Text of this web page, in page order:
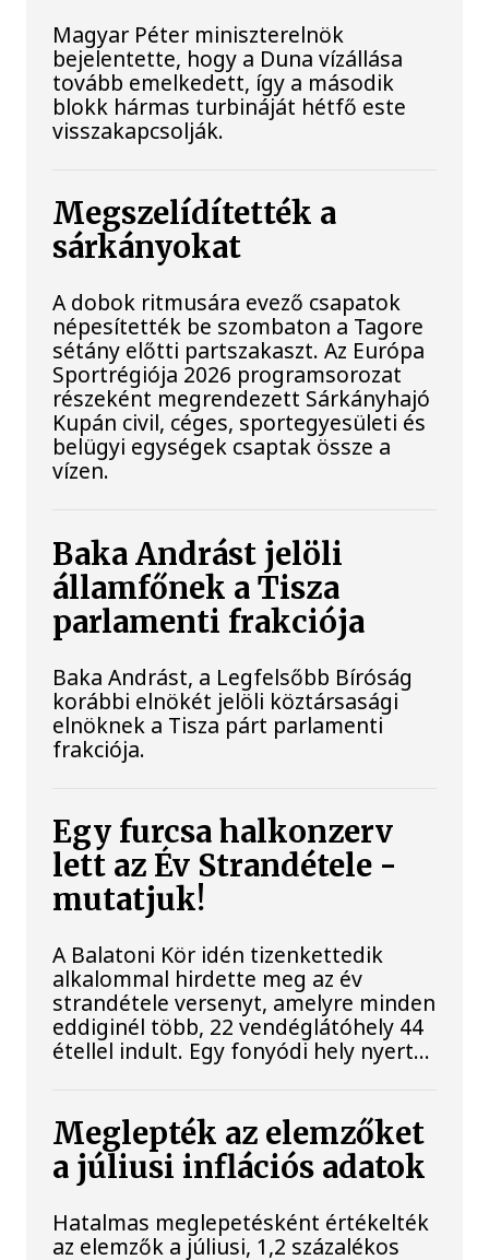
Magyar Péter miniszterelnök
bejelentette, hogy a Duna vízállása
tovább emelkedett, így a második
blokk hármas turbináját hétfő este
visszakapcsolják.
Megszelídítették a
sárkányokat
A dobok ritmusára evező csapatok
népesítették be szombaton a Tagore
sétány előtti partszakaszt. Az Európa
Sportrégiója 2026 programsorozat
részeként megrendezett Sárkányhajó
Kupán civil, céges, sportegyesületi és
belügyi egységek csaptak össze a
vízen.
Baka Andrást jelöli
államfőnek a Tisza
parlamenti frakciója
Baka Andrást, a Legfelsőbb Bíróság
korábbi elnökét jelöli köztársasági
elnöknek a Tisza párt parlamenti
frakciója.
Egy furcsa halkonzerv
lett az Év Strandétele -
mutatjuk!
A Balatoni Kör idén tizenkettedik
alkalommal hirdette meg az év
strandétele versenyt, amelyre minden
eddiginél több, 22 vendéglátóhely 44
étellel indult. Egy fonyódi hely nyert...
Meglepték az elemzőket
a júliusi inflációs adatok
Hatalmas meglepetésként értékelték
az elemzők a júliusi, 1,2 százalékos